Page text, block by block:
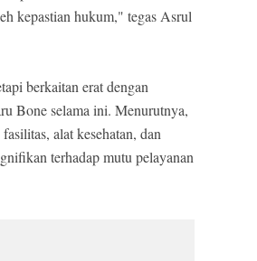
kepastian hukum," tegas Asrul
berkaitan erat dengan
Bone selama ini. Menurutnya,
alat kesehatan, dan
terhadap mutu pelayanan